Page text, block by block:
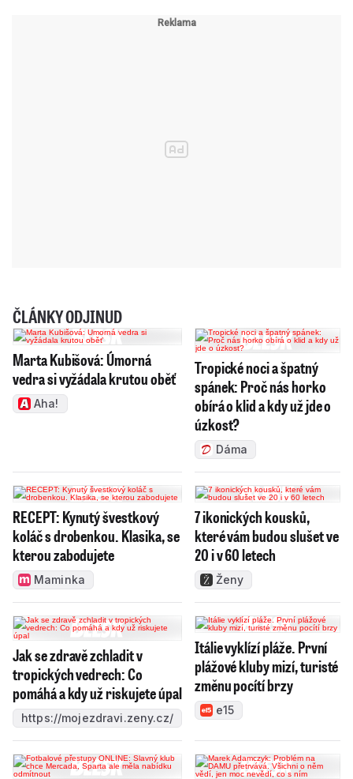
ČLÁNKY ODJINUD
Marta Kubišová: Úmorná
vedra si vyžádala krutou oběť
Aha!
Tropické noci a špatný
spánek: Proč nás horko
obírá o klid a kdy už jde o
úzkost?
Dáma
RECEPT: Kynutý švestkový
koláč s drobenkou. Klasika, se
kterou zabodujete
Maminka
7 ikonických kousků,
které vám budou slušet ve
20 i v 60 letech
Ženy
Jak se zdravě zchladit v
tropických vedrech: Co
pomáhá a kdy už riskujete úpal
https://mojezdravi.zeny.cz/
Itálie vyklízí pláže. První
plážové kluby mizí, turisté
změnu pocítí brzy
e15